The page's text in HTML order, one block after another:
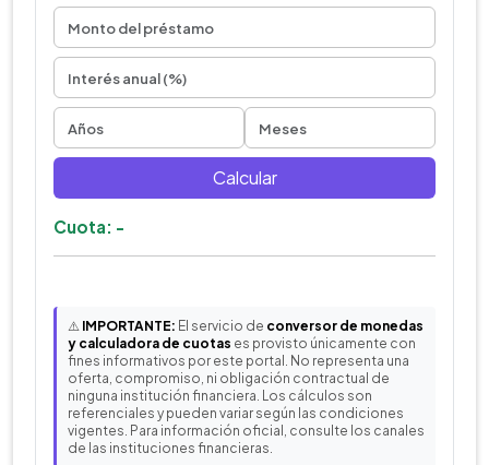
Calcular
Cuota: -
⚠️ IMPORTANTE: El servicio de conversor de monedas
y calculadora de cuotas es provisto únicamente con
fines informativos por este portal. No representa una
oferta, compromiso, ni obligación contractual de
ninguna institución financiera. Los cálculos son
referenciales y pueden variar según las condiciones
vigentes. Para información oficial, consulte los canales
de las instituciones financieras.